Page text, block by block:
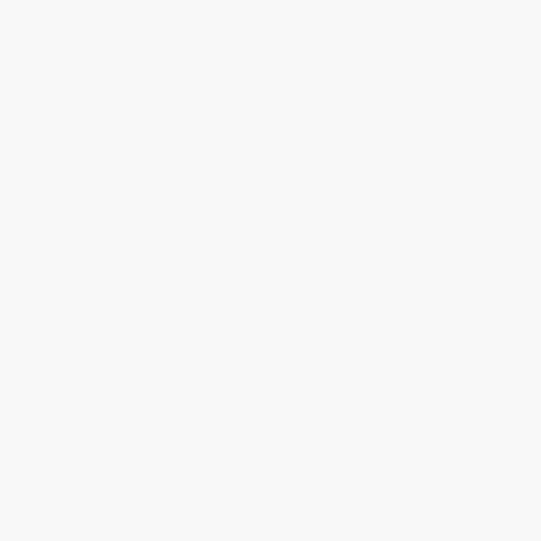
Öffnungszeiten und Informationen zu
erfolgt sind.
Raum werden aufgegriffen.